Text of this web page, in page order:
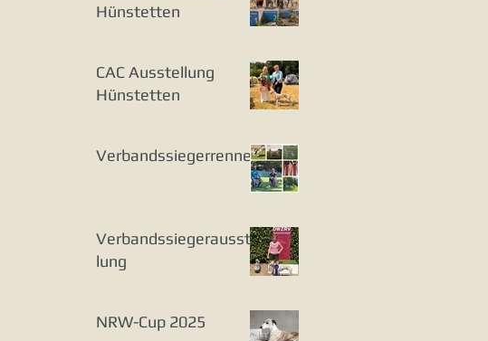
Hünstetten
CAC Ausstellung
Hünstetten
Verbandssiegerrennen
Verbandssiegerausstel
lung
NRW-Cup 2025